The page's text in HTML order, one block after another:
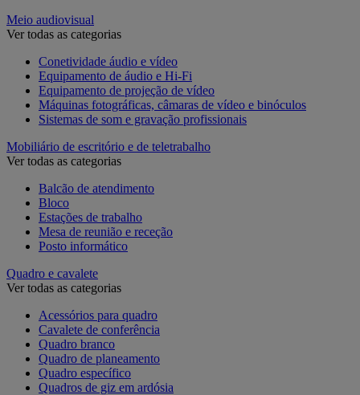
Meio audiovisual
Ver todas as categorias
Conetividade áudio e vídeo
Equipamento de áudio e Hi-Fi
Equipamento de projeção de vídeo
Máquinas fotográficas, câmaras de vídeo e binóculos
Sistemas de som e gravação profissionais
Mobiliário de escritório e de teletrabalho
Ver todas as categorias
Balcão de atendimento
Bloco
Estações de trabalho
Mesa de reunião e receção
Posto informático
Quadro e cavalete
Ver todas as categorias
Acessórios para quadro
Cavalete de conferência
Quadro branco
Quadro de planeamento
Quadro específico
Quadros de giz em ardósia